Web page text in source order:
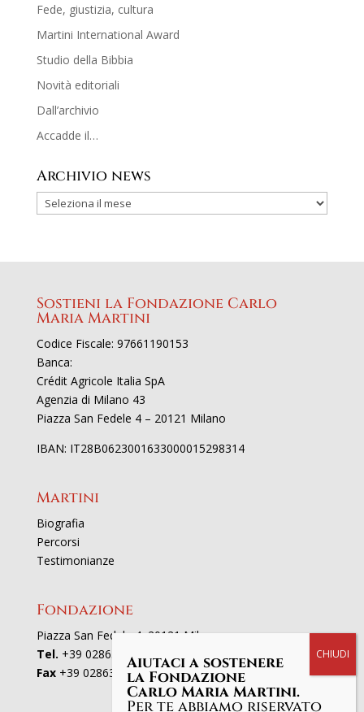
Fede, giustizia, cultura
Martini International Award
Studio della Bibbia
Novità editoriali
Dall’archivio
Accadde il…
Archivio news
Sostieni la Fondazione Carlo
Maria Martini
Codice Fiscale: 97661190153
Banca:
Crédit Agricole Italia SpA
Agenzia di Milano 43
Piazza San Fedele 4 – 20121 Milano
IBAN: IT28B0623001633000015298314
Martini
Biografia
Percorsi
Testimonianze
Fondazione
Piazza San Fedele 4, 20121 Milano
Tel. +39 02863521
Fax+39 0286352801Aiutaci a sostenere
la Fondazione
Carlo Maria Martini.
Per te abbiamo riservato